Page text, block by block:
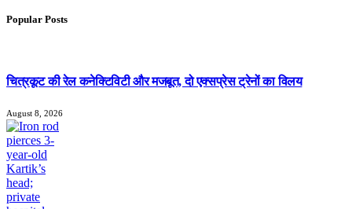
Popular Posts
चित्रकूट की रेल कनेक्टिविटी और मजबूत, दो एक्सप्रेस ट्रेनों का विलय
August 8, 2026